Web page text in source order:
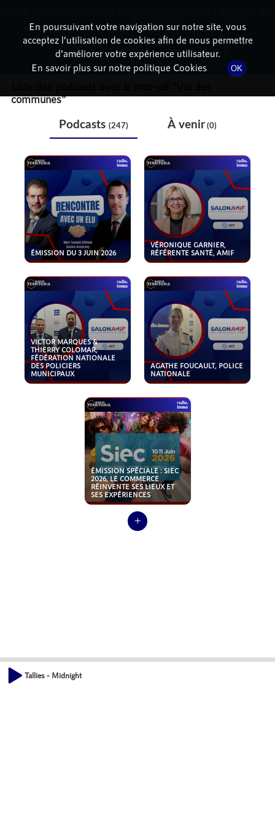
THÉMATIQUE
communes"
Podcasts (247) À venir(0)
ÉMISSION DU 3 JUIN 2026
VÉRONIQUE GARNIER,
RÉFÉRENTE SANTÉ, AMIF
VICTOR MARQUES &
THIERRY COLOMAR,
FÉDÉRATION NATIONALE
DES POLICIERS
MUNICIPAUX
AGATHE FOUCAULT, POLICE
NATIONALE
ÉMISSION SPÉCIALE : SIEC
2026, LE COMMERCE
RÉINVENTE SES LIEUX ET
SES EXPÉRIENCES
Tallies - Midnight
En poursuivant votre navigation sur notre site, vous
acceptez l’utilisation de cookies afin de nous permettre
d’améliorer votre expérience utilisateur.
En savoir plus sur notre politique Cookies
OK
dessous pour l'installer.
Non merci Télécharger l'application